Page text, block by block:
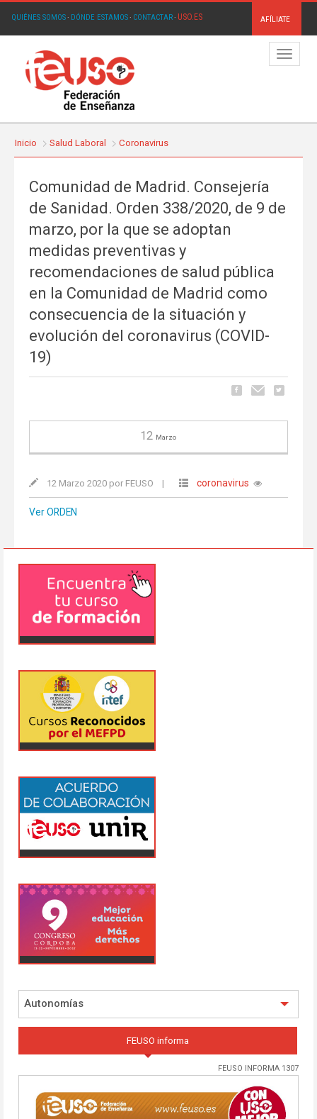
QUIÉNES SOMOS· DÓNDE ESTAMOS· CONTACTAR· USO.ES AFÍLIATE
Menú
Inicio Salud Laboral Coronavirus
Comunidad de Madrid. Consejería
de Sanidad. Orden 338/2020, de 9 de
marzo, por la que se adoptan
medidas preventivas y
recomendaciones de salud pública
en la Comunidad de Madrid como
consecuencia de la situación y
evolución del coronavirus (COVID-
19)
12 Marzo
12 Marzo 2020 por FEUSO | coronavirus
Ver ORDEN
Autonomías
FEUSO informa
FEUSO INFORMA 1307